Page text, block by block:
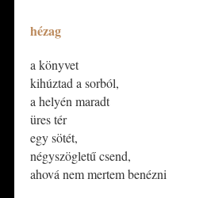
hézag
​a könyvet
kihúztad a sorból,
a helyén maradt
üres tér
egy sötét,
négyszögletű csend,
ahová nem mertem benézni